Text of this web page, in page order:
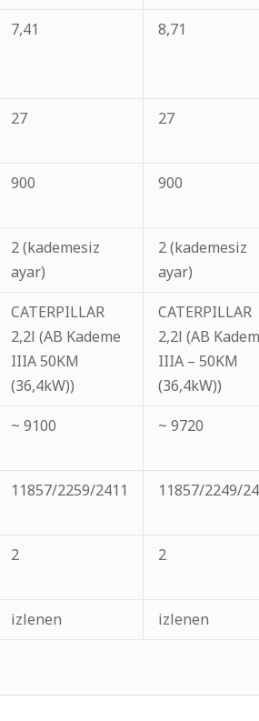
7,41 8,71
27 27
900 900
2 (kademesiz
ayar)
2 (kademesiz
ayar)
CATERPILLAR
2,2l (AB Kademe
IIIA 50KM
(36,4kW))
CATERPILLAR
2,2l (AB
IIIA – 50KM
(36,4kW))
~ 9100 ~ 9720
11857/2259/2411 11857/2249/
2 2
izlenen izlenen